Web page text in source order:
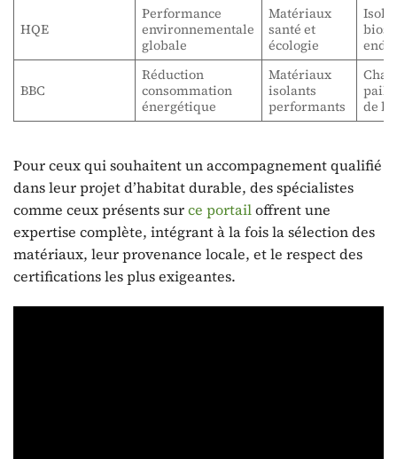
HQE
Performance
environnementale
globale
Matériaux
santé et
écologie
BBC
Réduction
consommation
énergétique
Matériaux
isolants
performants
de
Pour ceux qui souhaitent un accompagnement qualifié
dans leur projet d’habitat durable, des spécialistes
comme ceux présents surce portailoffrent une
expertise complète, intégrant à la fois la sélection des
matériaux, leur provenance locale, et le respect des
certifications les plus exigeantes.